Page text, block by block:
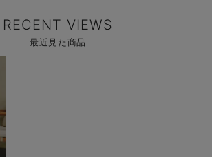
RECENT VIEWS
最近見た商品